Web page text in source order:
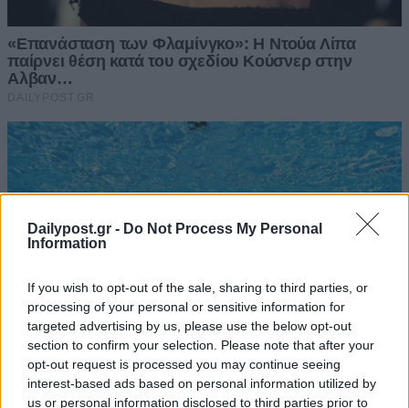
Dailypost.gr - Do Not Process My Personal
Information
If you wish to opt-out of the sale, sharing to third parties, or
processing of your personal or sensitive information for
targeted advertising by us, please use the below opt-out
section to confirm your selection. Please note that after your
opt-out request is processed you may continue seeing
interest-based ads based on personal information utilized by
us or personal information disclosed to third parties prior to